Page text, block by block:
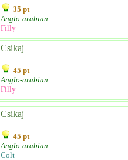
35 pt
Anglo-arabian
Filly
Csikaj
45 pt
Anglo-arabian
Filly
Csikaj
45 pt
Anglo-arabian
Colt